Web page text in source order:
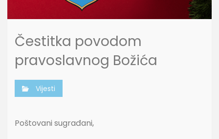
Čestitka povodom
pravoslavnog Božića
Vijesti
Poštovani sugrađani,